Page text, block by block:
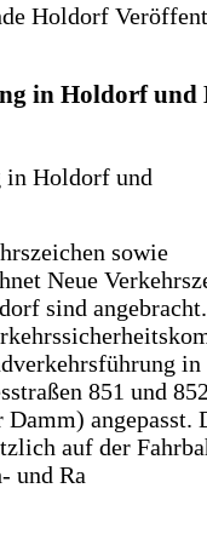
Holdorf
in Holdorf
sowie
Neue
sind
in
851 und
angepasst.
auf der
und Ra